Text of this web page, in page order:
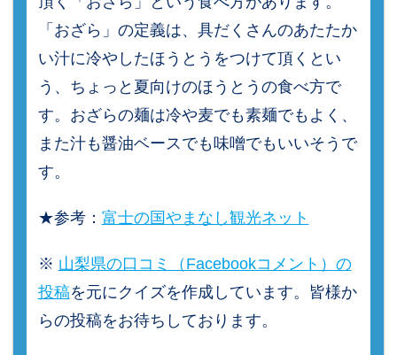
「おざら」の定義は、具だくさんのあたたか
い汁に冷やしたほうとうをつけて頂くとい
う、ちょっと夏向けのほうとうの食べ方で
す。おざらの麺は冷や麦でも素麺でもよく、
また汁も醤油ベースでも味噌でもいいそうで
す。
★参考： 富士の国やまなし観光ネット
※ 山梨県の口コミ（Facebookコメント）の
投稿を元にクイズを作成しています。皆様か
らの投稿をお待ちしております。